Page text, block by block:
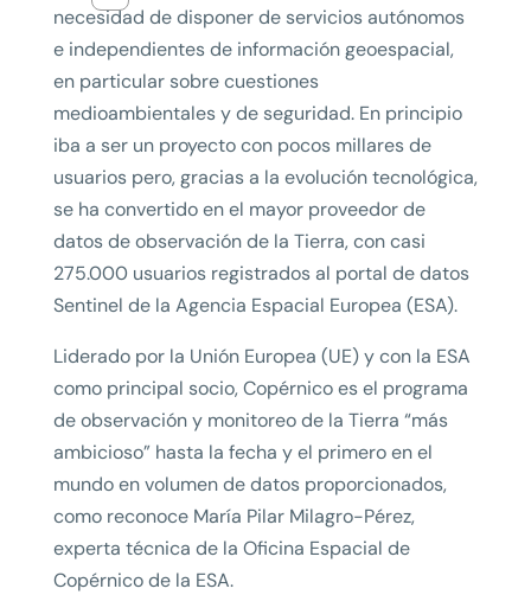
necesidad de disponer de servicios autónomos
e independientes de información geoespacial,
en particular sobre cuestiones
medioambientales y de seguridad. En principio
iba a ser un proyecto con pocos millares de
usuarios pero, gracias a la evolución tecnológica,
se ha convertido en el mayor proveedor de
datos de observación de la Tierra, con casi
275.000 usuarios registrados al portal de datos
Sentinel de la Agencia Espacial Europea (ESA).
Liderado por la Unión Europea (UE) y con la ESA
como principal socio, Copérnico es el programa
de observación y monitoreo de la Tierra “más
ambicioso” hasta la fecha y el primero en el
mundo en volumen de datos proporcionados,
como reconoce María Pilar Milagro-Pérez,
experta técnica de la Oficina Espacial de
Copérnico de la ESA.